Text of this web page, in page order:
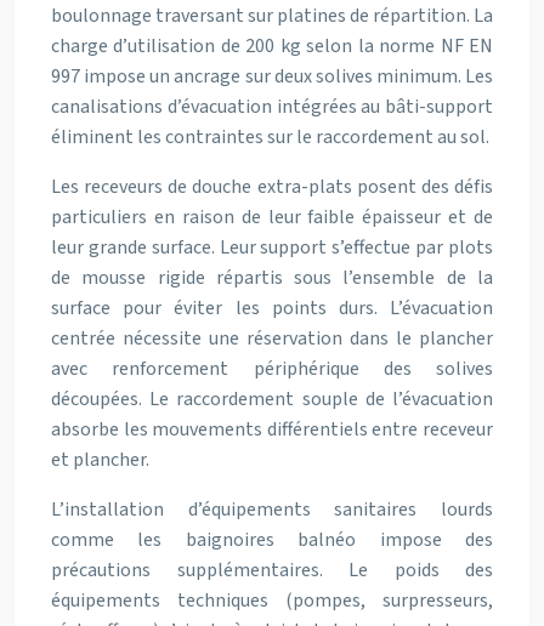
boulonnage traversant sur platines de répartition. La
charge d’utilisation de 200 kg selon la norme NF EN
997 impose un ancrage sur deux solives minimum. Les
canalisations d’évacuation intégrées au bâti-support
éliminent les contraintes sur le raccordement au sol.
Les receveurs de douche extra-plats posent des défis
particuliers en raison de leur faible épaisseur et de
leur grande surface. Leur support s’effectue par plots
de mousse rigide répartis sous l’ensemble de la
surface pour éviter les points durs. L’évacuation
centrée nécessite une réservation dans le plancher
avec renforcement périphérique des solives
découpées. Le raccordement souple de l’évacuation
absorbe les mouvements différentiels entre receveur
et plancher.
L’installation d’équipements sanitaires lourds
comme les baignoires balnéo impose des
précautions supplémentaires. Le poids des
équipements techniques (pompes, surpresseurs,